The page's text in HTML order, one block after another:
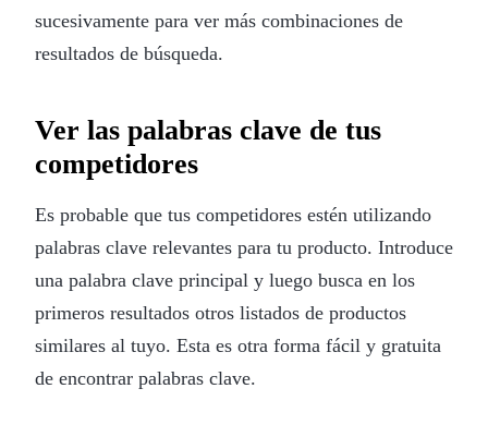
sucesivamente para ver más combinaciones de
resultados de búsqueda.
Ver las palabras clave de tus
competidores
Es probable que tus competidores estén utilizando
palabras clave relevantes para tu producto. Introduce
una palabra clave principal y luego busca en los
primeros resultados otros listados de productos
similares al tuyo. Esta es otra forma fácil y gratuita
de encontrar palabras clave.